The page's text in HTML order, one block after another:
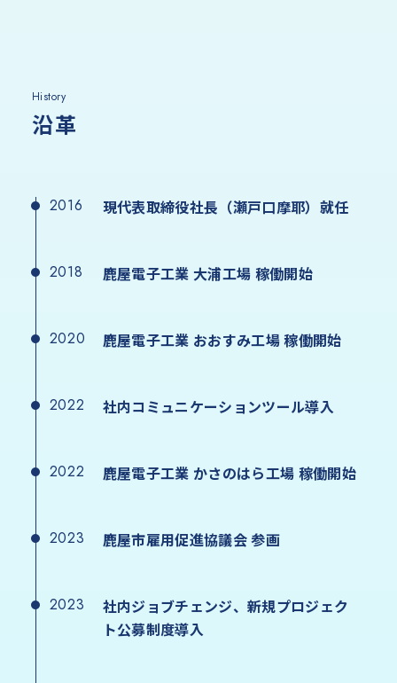
History
沿革
2016 現代表取締役社長（瀬戸口摩耶）就任
2018 鹿屋電子工業 大浦工場 稼働開始
2020 鹿屋電子工業 おおすみ工場 稼働開始
2022 社内コミュニケーションツール導入
2022 鹿屋電子工業 かさのはら工場 稼働開始
2023 鹿屋市雇用促進協議会 参画
2023
社内ジョブチェンジ、新規プロジェク
ト公募制度導入